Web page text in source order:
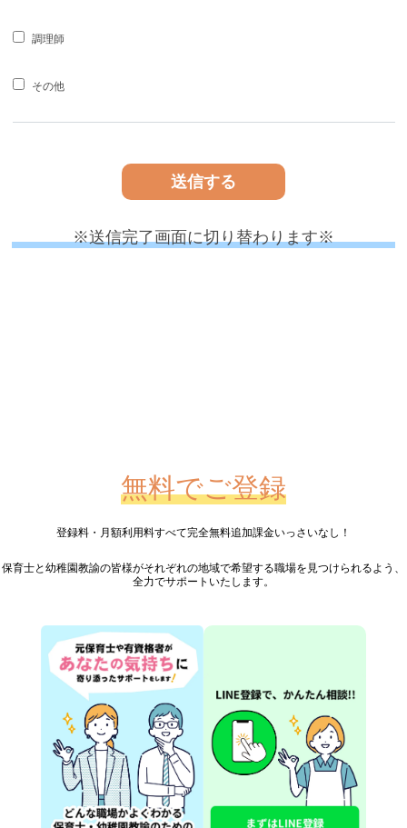
調理師
その他
※送信完了画面に切り替わります※
無料でご登録
登録料・月額利用料すべて完全無料追加課金いっさいなし！
保育士と幼稚園教諭の皆様がそれぞれの地域で希望する職場を見つけられるよう、
全力でサポートいたします。